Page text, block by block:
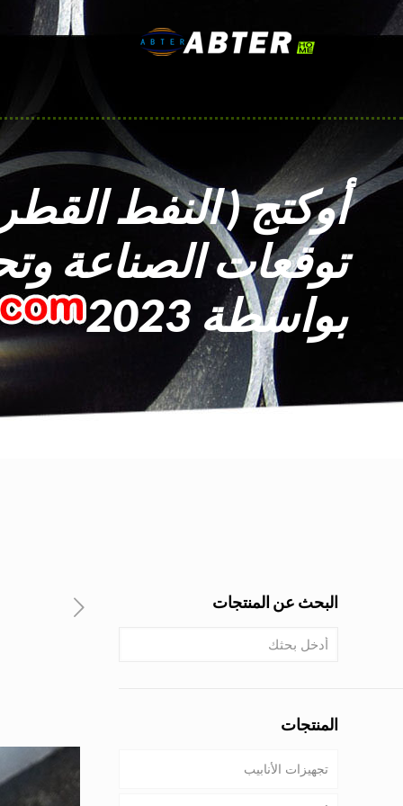
أوكتج ( النفط
توقعات الصناعة
بواسطة 2023
البحث عن المنتجات
المنتجات
تجهيزات الأنابيب